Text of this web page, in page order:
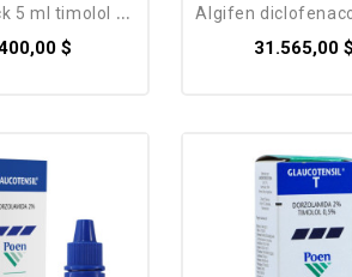
ml timolol 0,5%
$
algifen diclofenaco
31.565,00 $